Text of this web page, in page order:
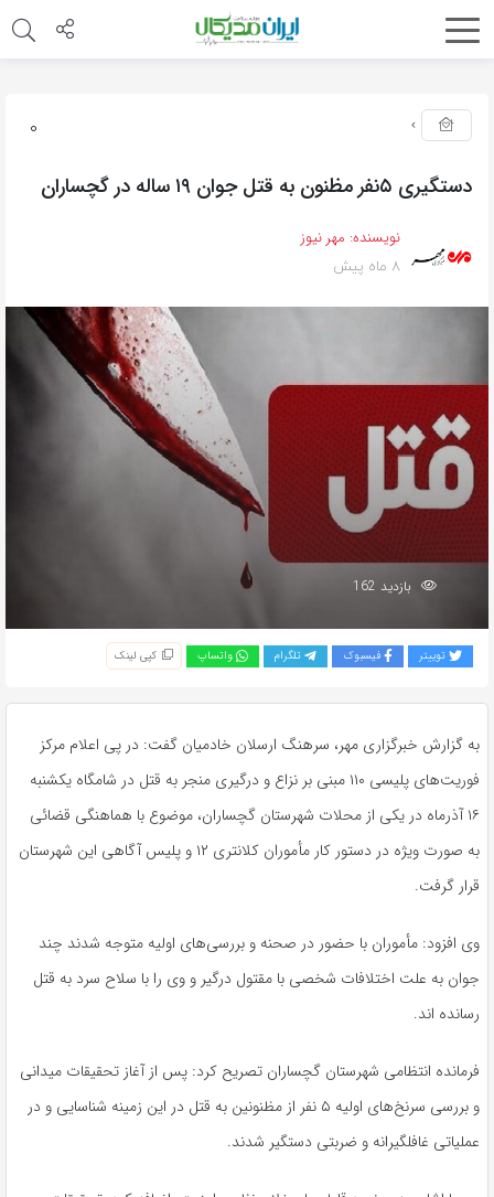
0
دستگیری ۵نفر مظنون به قتل جوان ۱۹ ساله در گچساران
نویسنده: مهر نیوز
8 ماه پیش
بازدید 162
توییتر فیسبوک تلگرام واتساپ کپی لینک
به گزارش خبرگزاری مهر، سرهنگ ارسلان خادمیان گفت: در پی اعلام مرکز
فوریت‌های پلیسی ۱۱۰ مبنی بر نزاع و درگیری منجر به قتل در شامگاه یکشنبه
۱۶ آذرماه در یکی از محلات شهرستان گچساران، موضوع با هماهنگی قضائی
به صورت ویژه در دستور کار مأموران کلانتری ۱۲ و پلیس آگاهی این شهرستان
قرار گرفت.
وی افزود: مأموران با حضور در صحنه و بررسی‌های اولیه متوجه شدند چند
جوان به علت اختلافات شخصی با مقتول درگیر و وی را با سلاح سرد به قتل
رسانده اند.
فرمانده انتظامی شهرستان گچساران تصریح کرد: پس از آغاز تحقیقات میدانی
و بررسی سرنخ‌های اولیه ۵ نفر از مظنونین به قتل در این زمینه شناسایی و در
عملیاتی غافلگیرانه و ضربتی دستگیر شدند.